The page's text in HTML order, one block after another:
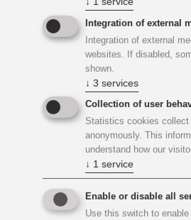
Neues
Für den neuen Kessel musste ein
geschaffen werden. Die
vom neuen Heizkessel wurden
Heizkessel wurde auf zwei neue
gestellt. Im Bereich der
Fundamente in Form von
sodass die Lasten auf die
abgeleitet werden können.
Integration of external
Integration of external
websites. If disabled,
shown.
↓ 3 services
Collection of user
Statistics cookies collect
anonymously. This
understand how our
↓ 1 service
Enable or disable all
Use this switch to